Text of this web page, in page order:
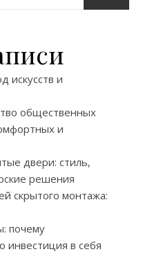
искусств и
общественных
и
двери: стиль,
решения
скрытого монтажа:
почему
в себя